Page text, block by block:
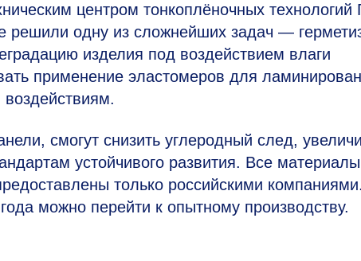
центром тонкоплёночных технологий
одну из сложнейших задач —
изделия под воздействием влаги
применение эластомеров для
смогут снизить углеродный след,
устойчивого развития. Все
только российскими компаниями.
можно перейти к опытному производству.